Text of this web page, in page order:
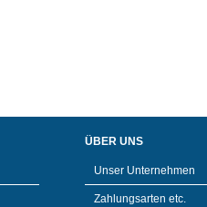
ÜBER UNS
Unser Unternehmen
Zahlungsarten etc.